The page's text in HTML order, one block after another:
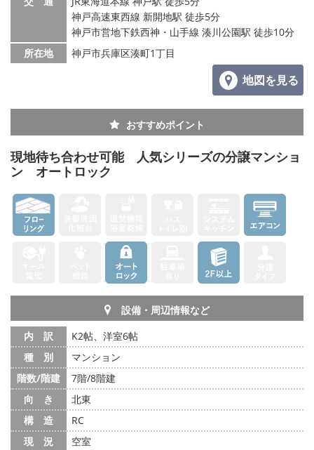
神戸高速東西線 新開地駅 徒歩5分
神戸市営地下鉄西神・山手線 湊川公園駅 徒歩10分
所在地
神戸市兵庫区湊町1丁目
地図を見る
おすすめポイント
現地待ち合わせ可能 人気シリーズの分譲マンショ
ン オートロック
設備・周辺情報など
内 訳
K2帖、洋室6帖
種 別
マンション
階数/階建
7階/8階建
向 き
北東
構 造
RC
現 況
空室